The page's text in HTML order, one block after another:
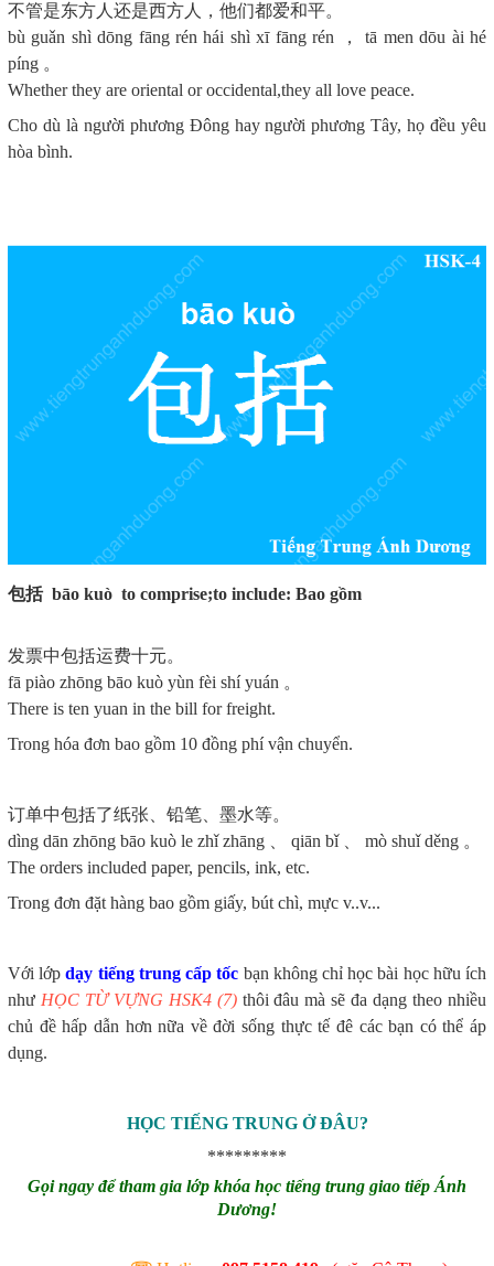
不管是东方人还是西方人，他们都爱和平。
bù guǎn shì dōng fāng rén hái shì xī fāng rén ， tā men dōu ài hé
píng 。
Whether they are oriental or occidental,they all love peace.
Cho dù là người phương Đông hay người phương Tây, họ đều yêu
hòa bình.
包括 bāo kuò to comprise;to include: Bao gồm
发票中包括运费十元。
fā piào zhōng bāo kuò yùn fèi shí yuán 。
There is ten yuan in the bill for freight.
Trong hóa đơn bao gồm 10 đồng phí vận chuyển.
订单中包括了纸张、铅笔、墨水等。
dìng dān zhōng bāo kuò le zhǐ zhāng 、 qiān bǐ 、 mò shuǐ děng 。
The orders included paper, pencils, ink, etc.
Trong đơn đặt hàng bao gồm giấy, bút chì, mực v..v...
Với lớpdạy tiếng trung cấp tốc bạn không chỉ học bài học hữu ích
như HỌC TỪ VỰNG HSK4 (7)thôi đâu mà sẽ đa dạng theo nhiều
chủ đề hấp dẫn hơn nữa về đời sống thực tế đê các bạn có thể áp
dụng.
HỌC TIẾNG TRUNG Ở ĐÂU?
*********
Gọi ngay để tham gia lớp khóa học tiếng trung giao tiếp Ánh
Dương!